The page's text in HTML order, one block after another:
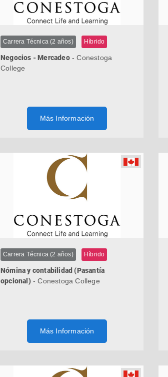
Carrera Técnica (2 años) Híbrido
Negocios - Mercadeo- Conestoga
College
Más Información
Carrera Técnica (2 años) Híbrido
Nómina y contabilidad (Pasantía
opcional)- Conestoga College
Más Información